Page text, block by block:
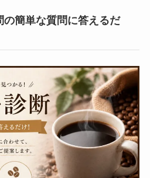
の簡単な質問に答えるだ